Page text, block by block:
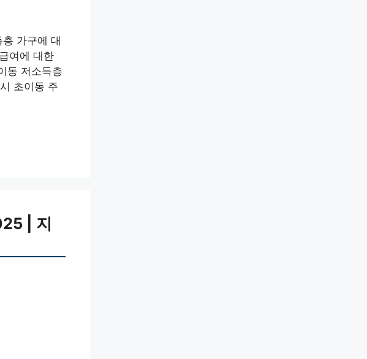
가구에 대
여에 대한
동 저소득층
초이동 주
| 지